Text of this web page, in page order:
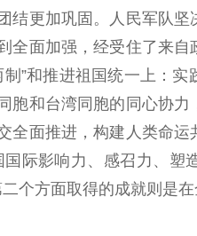
更加巩固。人民军队
面加强，经受住了来
”和推进祖国统一上：
和台湾同胞的同心协力
面推进，构建人类命
际影响力、感召力、塑
个方面取得的成就则是在